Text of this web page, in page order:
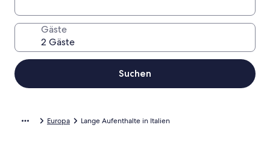
Gäste
Suchen
Europa Lange Aufenthalte in Italien